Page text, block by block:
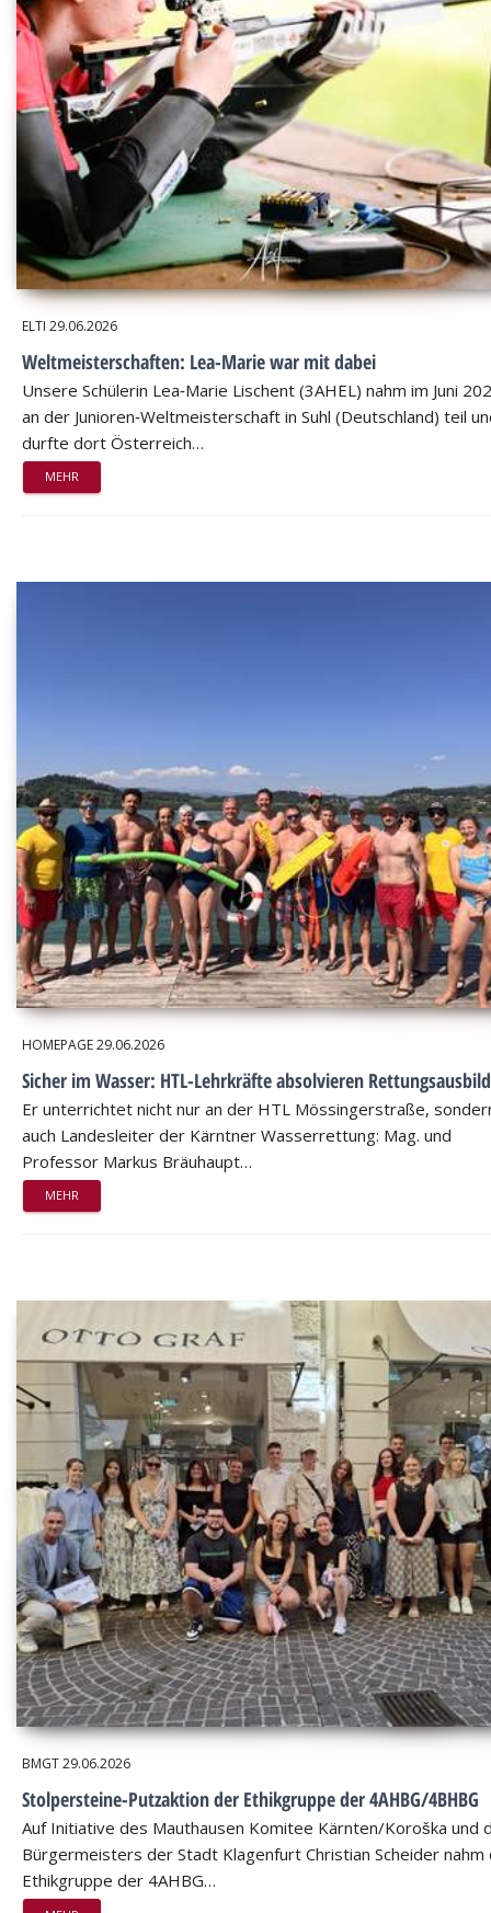
ELTI 29.06.2026
Weltmeisterschaften: Lea-Marie war mit dabei
Unsere Schülerin Lea‑Marie Lischent (3AHEL) nahm im Juni
an der Junioren‑Weltmeisterschaft in Suhl (Deutschland) teil
durfte dort Österreich…
MEHR
HOMEPAGE29.06.2026
Sicher im Wasser: HTL-Lehrkräfte absolvieren
Er unterrichtet nicht nur an der HTL Mössingerstraße,
auch Landesleiter der Kärntner Wasserrettung: Mag. und
Professor Markus Bräuhaupt…
MEHR
BMGT29.06.2026
Stolpersteine-Putzaktion der Ethikgruppe der 4AHBG/4BHBG
Auf Initiative des Mauthausen Komitee Kärnten/Koroška und
Bürgermeisters der Stadt Klagenfurt Christian Scheider nahm
Ethikgruppe der 4AHBG…